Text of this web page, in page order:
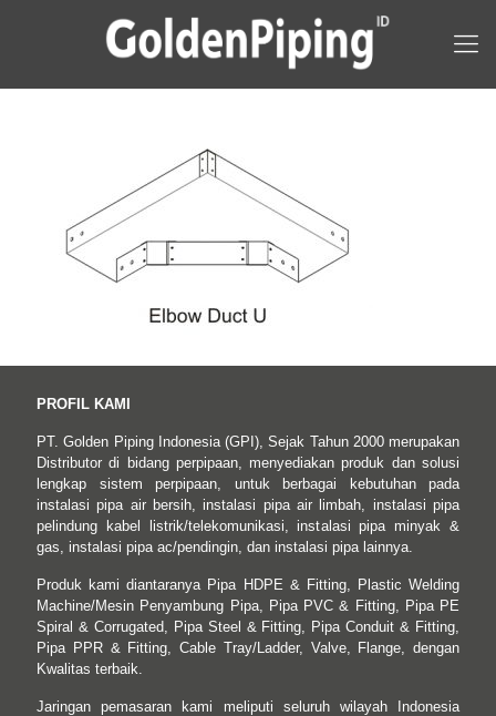
PROFIL KAMI
PT. Golden Piping Indonesia (GPI), Sejak Tahun 2000 merupakan
Distributor di bidang perpipaan, menyediakan produk dan solusi
lengkap sistem perpipaan, untuk berbagai kebutuhan pada
instalasi pipa air bersih, instalasi pipa air limbah, instalasi pipa
pelindung kabel listrik/telekomunikasi, instalasi pipa minyak &
gas, instalasi pipa ac/pendingin, dan instalasi pipa lainnya.
Produk kami diantaranya Pipa HDPE & Fitting, Plastic Welding
Machine/Mesin Penyambung Pipa, Pipa PVC & Fitting, Pipa PE
Spiral & Corrugated, Pipa Steel & Fitting, Pipa Conduit & Fitting,
Pipa PPR & Fitting, Cable Tray/Ladder, Valve, Flange, dengan
Kwalitas terbaik.
Jaringan pemasaran kami meliputi seluruh wilayah Indonesia